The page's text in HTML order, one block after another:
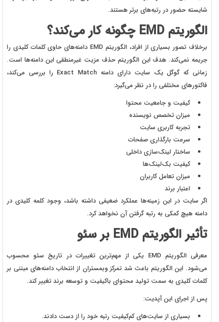
شایسته حضور در رتبه‌های برتر هستند.
الگوریتم EMD چگونه کار می‌کند؟
برخلاف تصور بسیاری از افراد، الگوریتم EMD دامنه‌های حاوی کلمات کلیدی را
جریمه نمی‌کند. هدف این الگوریتم حذف مزیت غیرمنطقی این دامنه‌ها است.
زمانی که گوگل یک سایت دارای دامنه Exact Match را بررسی می‌کند،
فاکتورهای مختلفی را در نظر می‌گیرد:
کیفیت و جامعیت محتوا
میزان تخصص نویسنده
تجربه کاربری سایت
سرعت بارگذاری صفحات
ساختار لینک‌سازی داخلی
کیفیت بک‌لینک‌ها
میزان تعامل کاربران
اعتبار برند
اگر سایت در این زمینه‌ها عملکرد ضعیفی داشته باشد، وجود کلمه کلیدی در
دامنه هیچ کمکی به رتبه گرفتن آن نخواهد کرد.
تأثیر الگوریتم EMD بر سئو
معرفی الگوریتم EMD یکی از مهم‌ترین تغییرات در تاریخ سئو محسوب
می‌شود. این الگوریتم باعث شد تمرکز وبمستران از انتخاب دامنه‌های مبتنی بر
کلمات کلیدی به سمت تولید محتوای باکیفیت و توسعه برند تغییر کند.
پس از اجرای این آپدیت:
بسیاری از سایت‌های کم‌کیفیت رتبه خود را از دست دادند.